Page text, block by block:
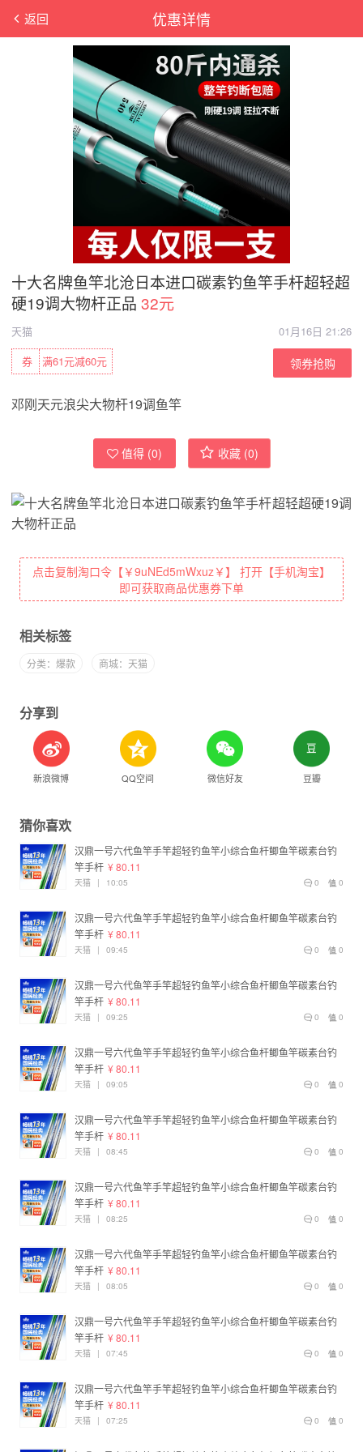
优惠详情
返回
十大名牌鱼竿北沧日本进口碳素钓鱼竿手杆超轻超
硬19调大物杆正品 32元
天猫
01月16日 21:26
满61元减60元
券 领券抢购
邓刚天元浪尖大物杆19调鱼竿
值得 (0) 收藏 (0)
点击复制淘口令【￥9uNEd5mWxuz￥】 打开【手机淘宝】
即可获取商品优惠券下单
相关标签
分类：爆款 商城：天猫
分享到
新浪微博 QQ空间 微信好友 豆瓣
猜你喜欢
汉鼎一号六代鱼竿手竿超轻钓鱼竿小综合鱼杆鲫鱼竿碳素台钓
竿手杆 ¥ 80.11
0
0
天猫 | 10:05
汉鼎一号六代鱼竿手竿超轻钓鱼竿小综合鱼杆鲫鱼竿碳素台钓
竿手杆 ¥ 80.11
0
0
天猫 | 09:45
汉鼎一号六代鱼竿手竿超轻钓鱼竿小综合鱼杆鲫鱼竿碳素台钓
竿手杆 ¥ 80.11
0
0
天猫 | 09:25
汉鼎一号六代鱼竿手竿超轻钓鱼竿小综合鱼杆鲫鱼竿碳素台钓
竿手杆 ¥ 80.11
0
0
天猫 | 09:05
汉鼎一号六代鱼竿手竿超轻钓鱼竿小综合鱼杆鲫鱼竿碳素台钓
竿手杆 ¥ 80.11
0
0
天猫 | 08:45
汉鼎一号六代鱼竿手竿超轻钓鱼竿小综合鱼杆鲫鱼竿碳素台钓
竿手杆 ¥ 80.11
0
0
天猫 | 08:25
汉鼎一号六代鱼竿手竿超轻钓鱼竿小综合鱼杆鲫鱼竿碳素台钓
竿手杆 ¥ 80.11
0
0
天猫 | 08:05
汉鼎一号六代鱼竿手竿超轻钓鱼竿小综合鱼杆鲫鱼竿碳素台钓
竿手杆 ¥ 80.11
0
0
天猫 | 07:45
汉鼎一号六代鱼竿手竿超轻钓鱼竿小综合鱼杆鲫鱼竿碳素台钓
竿手杆 ¥ 80.11
0
0
天猫 | 07:25